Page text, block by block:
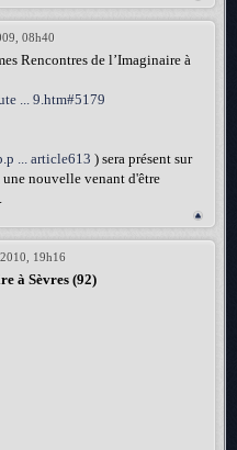
08h40
Rencontres de l’Imaginaire à
... 9.htm#5179
... article613 ) sera présent sur
une nouvelle venant d'être
19h16
à Sèvres (92)